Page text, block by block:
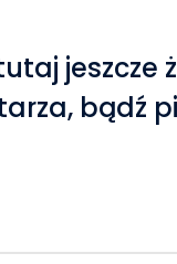
jeszcze
bądź